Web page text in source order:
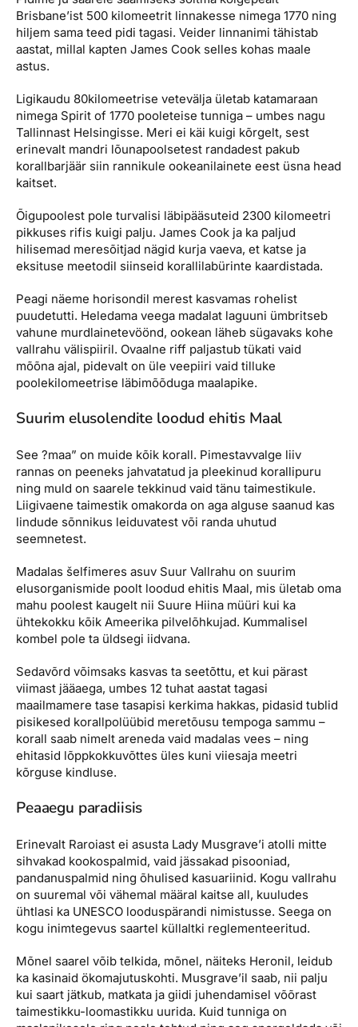
Brisbane’ist 500 kilomeetrit linnakesse nimega 1770 ning
hiljem sama teed pidi tagasi. Veider linnanimi tähistab
aastat, millal kapten James Cook selles kohas maale
astus.
Ligikaudu 80kilomeetrise vetevälja ületab katamaraan
nimega Spirit of 1770 pooleteise tunniga – umbes nagu
Tallinnast Helsingisse. Meri ei käi kuigi kõrgelt, sest
erinevalt mandri lõunapoolsetest randadest pakub
korallbarjäär siin rannikule ookeanilainete eest üsna head
kaitset.
Õigupoolest pole turvalisi läbipääsuteid 2300 kilomeetri
pikkuses rifis kuigi palju. James Cook ja ka paljud
hilisemad meresõitjad nägid kurja vaeva, et katse ja
eksituse meetodil siinseid korallilabürinte kaardistada.
Peagi näeme horisondil merest kasvamas rohelist
puudetutti. Heledama veega madalat laguuni ümbritseb
vahune murdlainetevöönd, ookean läheb sügavaks kohe
vallrahu välispiiril. Ovaalne riff paljastub tükati vaid
mõõna ajal, pidevalt on üle veepiiri vaid tilluke
poolekilomeetrise läbimõõduga maalapike.
Suurim elusolendite loodud ehitis Maal
See ?maa” on muide kõik korall. Pimestavvalge liiv
rannas on peeneks jahvatatud ja pleekinud korallipuru
ning muld on saarele tekkinud vaid tänu taimestikule.
Liigivaene taimestik omakorda on aga alguse saanud kas
lindude sõnnikus leiduvatest või randa uhutud
seemnetest.
Madalas šelfimeres asuv Suur Vallrahu on suurim
elusorganismide poolt loodud ehitis Maal, mis ületab oma
mahu poolest kaugelt nii Suure Hiina müüri kui ka
ühtekokku kõik Ameerika pilvelõhkujad. Kummalisel
kombel pole ta üldsegi iidvana.
Sedavõrd võimsaks kasvas ta seetõttu, et kui pärast
viimast jääaega, umbes 12 tuhat aastat tagasi
maailmamere tase tasapisi kerkima hakkas, pidasid tublid
pisikesed korallpolüübid meretõusu tempoga sammu –
korall saab nimelt areneda vaid madalas vees – ning
ehitasid lõppkokkuvõttes üles kuni viiesaja meetri
kõrguse kindluse.
Peaaegu paradiisis
Erinevalt Raroiast ei asusta Lady Musgrave’i atolli mitte
sihvakad kookospalmid, vaid jässakad pisooniad,
pandanuspalmid ning õhulised kasuariinid. Kogu vallrahu
on suuremal või vähemal määral kaitse all, kuuludes
ühtlasi ka UNESCO looduspärandi nimistusse. Seega on
kogu inimtegevus saartel küllaltki reglementeeritud.
Mõnel saarel võib telkida, mõnel, näiteks Heronil, leidub
ka kasinaid ökomajutuskohti. Musgrave’il saab, nii palju
kui saart jätkub, matkata ja giidi juhendamisel võõrast
taimestikku-loomastikku uurida. Kuid tunniga on